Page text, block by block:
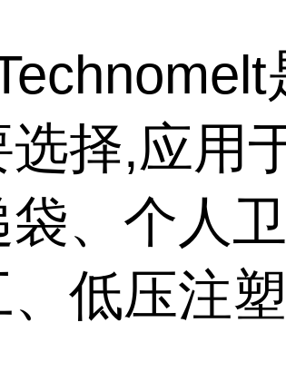
择,应用
、个人
、低压注